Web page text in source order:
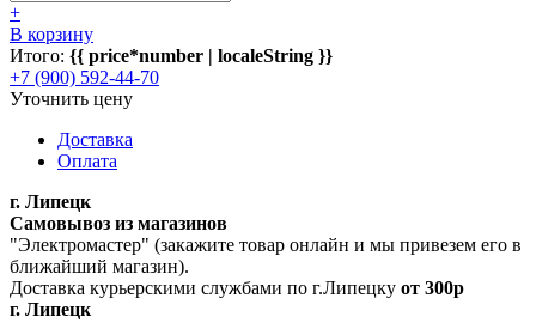
+
В корзину
Итого: {{ price*number | localeString }}
+7 (900) 592-44-70
Уточнить цену
Доставка
Оплата
г. Липецк
Самовывоз из магазинов
"Электромастер" (закажите товар онлайн и мы привезем его в
ближайший магазин).
Доставка курьерскими службами по г.Липецку от 300р
г. Липецк